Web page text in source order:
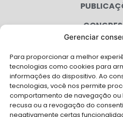
Gerenciar
Para proporcionar a melhor
tecnologias como cookies para
informações do dispositivo. Ao
tecnologias, você nos permite
comportamento de navegação ou
recusa ou a revogação do
negativamente certas